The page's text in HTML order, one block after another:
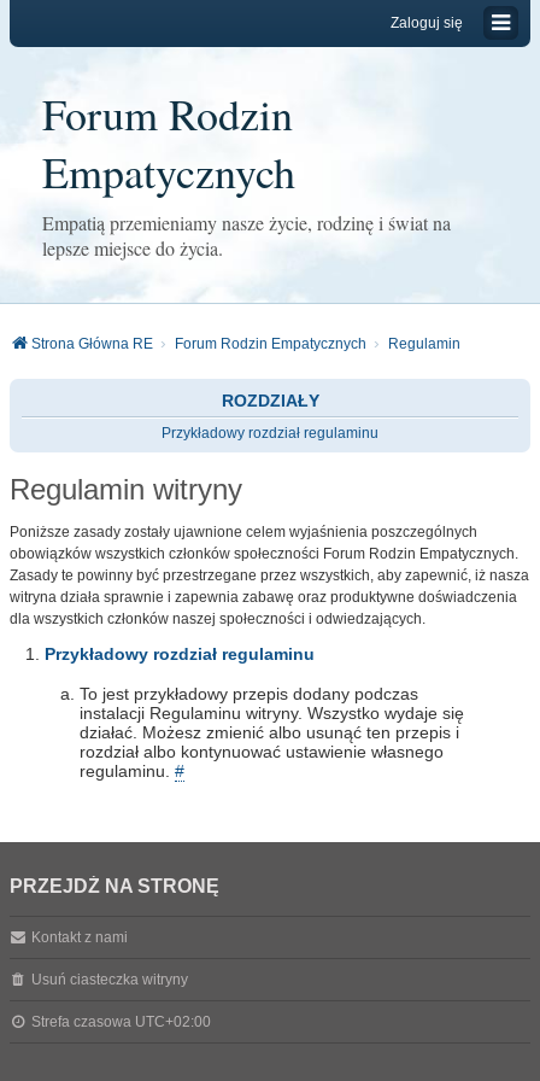
Zaloguj się
Forum Rodzin
Empatycznych
Empatią przemieniamy nasze życie, rodzinę i świat na
lepsze miejsce do życia.
Strona Główna RE Forum Rodzin Empatycznych Regulamin
ROZDZIAŁY
Przykładowy rozdział regulaminu
Regulamin witryny
Poniższe zasady zostały ujawnione celem wyjaśnienia poszczególnych
obowiązków wszystkich członków społeczności Forum Rodzin Empatycznych.
Zasady te powinny być przestrzegane przez wszystkich, aby zapewnić, iż nasza
witryna działa sprawnie i zapewnia zabawę oraz produktywne doświadczenia
dla wszystkich członków naszej społeczności i odwiedzających.
Przykładowy rozdział regulaminu
To jest przykładowy przepis dodany podczas
instalacji Regulaminu witryny. Wszystko wydaje się
działać. Możesz zmienić albo usunąć ten przepis i
rozdział albo kontynuować ustawienie własnego
regulaminu. #
PRZEJDŹ NA STRONĘ
Kontakt z nami
Usuń ciasteczka witryny
Strefa czasowa UTC+02:00